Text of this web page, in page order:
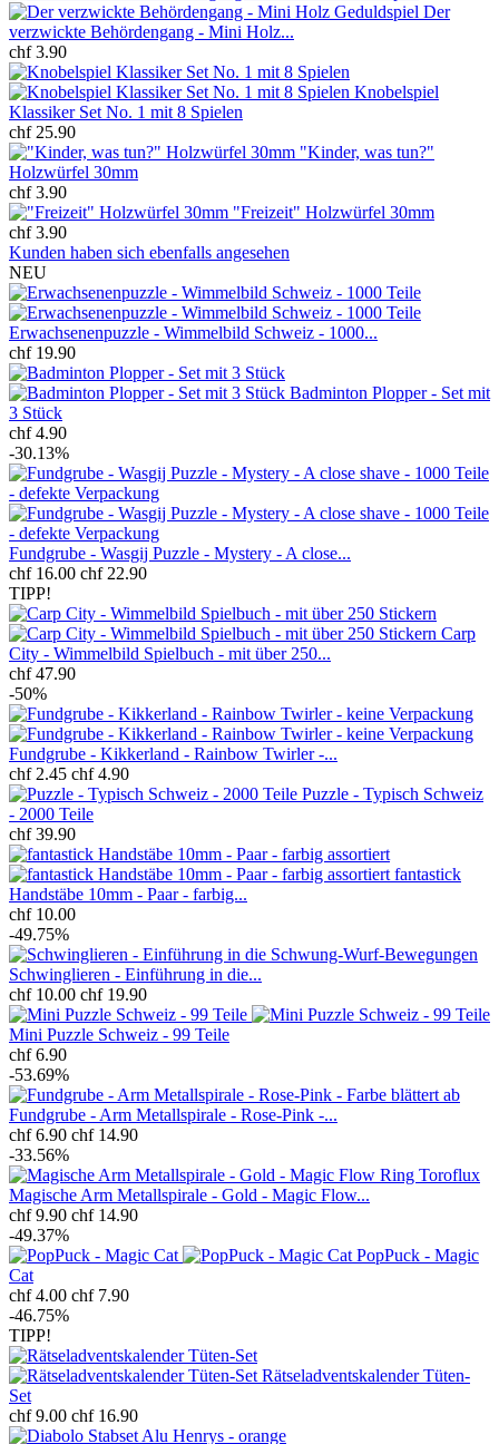
Der
verzwickte Behördengang - Mini Holz...
chf 3.90
Knobelspiel
Klassiker Set No. 1 mit 8 Spielen
chf 25.90
"Kinder, was tun?"
Holzwürfel 30mm
chf 3.90
"Freizeit" Holzwürfel 30mm
chf 3.90
Kunden haben sich ebenfalls angesehen
NEU
Erwachsenenpuzzle - Wimmelbild Schweiz - 1000...
chf 19.90
Badminton Plopper - Set mit
3 Stück
chf 4.90
-30.13%
Fundgrube - Wasgij Puzzle - Mystery - A close...
chf 16.00 chf 22.90
TIPP!
Carp
City - Wimmelbild Spielbuch - mit über 250...
chf 47.90
-50%
Fundgrube - Kikkerland - Rainbow Twirler -...
chf 2.45 chf 4.90
Puzzle - Typisch Schweiz
- 2000 Teile
chf 39.90
fantastick
Handstäbe 10mm - Paar - farbig...
chf 10.00
-49.75%
Schwinglieren - Einführung in die...
chf 10.00 chf 19.90
Mini Puzzle Schweiz - 99 Teile
chf 6.90
-53.69%
Fundgrube - Arm Metallspirale - Rose-Pink -...
chf 6.90 chf 14.90
-33.56%
Magische Arm Metallspirale - Gold - Magic Flow...
chf 9.90 chf 14.90
-49.37%
PopPuck - Magic
Cat
chf 4.00 chf 7.90
-46.75%
TIPP!
Rätseladventskalender Tüten-
Set
chf 9.00 chf 16.90